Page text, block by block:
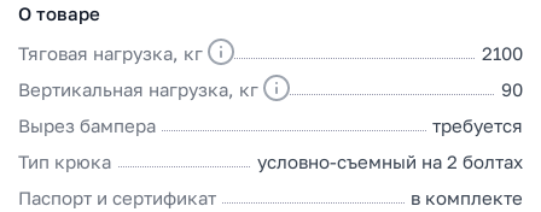
О товаре
Тяговая нагрузка, кг
2100
Вертикальная нагрузка, кг
90
Вырез бампера
требуется
Тип крюка
условно-съемный на 2 болтах
Паспорт и сертификат
в комплекте